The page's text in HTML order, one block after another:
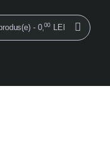
- 0, 00 LEI